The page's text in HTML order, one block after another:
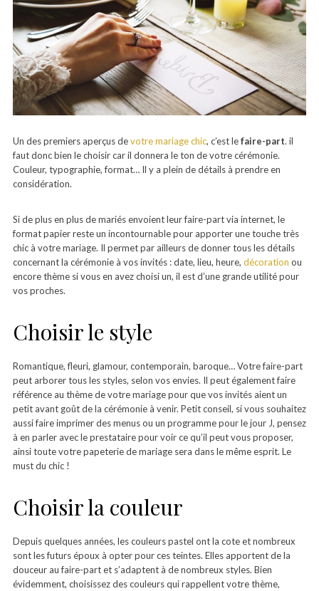
Un des premiers aperçus devotre mariage chic, c’est lefaire-part. il
faut donc bien le choisir car il donnera le ton de votre cérémonie.
Couleur, typographie, format… Il y a plein de détails à prendre en
considération.
Si de plus en plus de mariés envoient leur faire-part via internet, le
format papier reste un incontournable pour apporter une touche très
chic à votre mariage. Il permet par ailleurs de donner tous les détails
concernant la cérémonie à vos invités : date, lieu, heure, décoration ou
encore thème si vous en avez choisi un, il est d’une grande utilité pour
vos proches.
Choisir le style
Romantique, fleuri, glamour, contemporain, baroque… Votre faire-part
peut arborer tous les styles, selon vos envies. Il peut également faire
référence au thème de votre mariage pour que vos invités aient un
petit avant goût de la cérémonie à venir. Petit conseil, si vous souhaitez
aussi faire imprimer des menus ou un programme pour le jour J, pensez
à en parler avec le prestataire pour voir ce qu’il peut vous proposer,
ainsi toute votre papeterie de mariage sera dans le même esprit. Le
must du chic !
Choisir la couleur
Depuis quelques années, les couleurs pastel ont la cote et nombreux
sont les futurs époux à opter pour ces teintes. Elles apportent de la
douceur au faire-part et s’adaptent à de nombreux styles. Bien
évidemment, choisissez des couleurs qui rappellent votre thème,